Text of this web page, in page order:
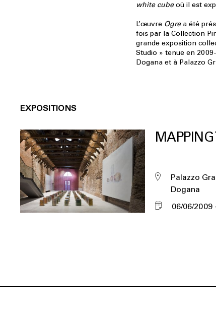
white cubeoù il est
L’œuvre Ogre a été
fois par la Collection
grande exposition
Studio » tenue en
Dogana et à Palazzo
EXPOSITIONS
Palazzo
Dogana
06/06/2009